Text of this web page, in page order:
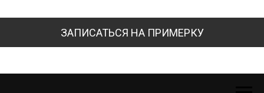
ЗАПИСАТЬСЯ НА ПРИМЕРКУ